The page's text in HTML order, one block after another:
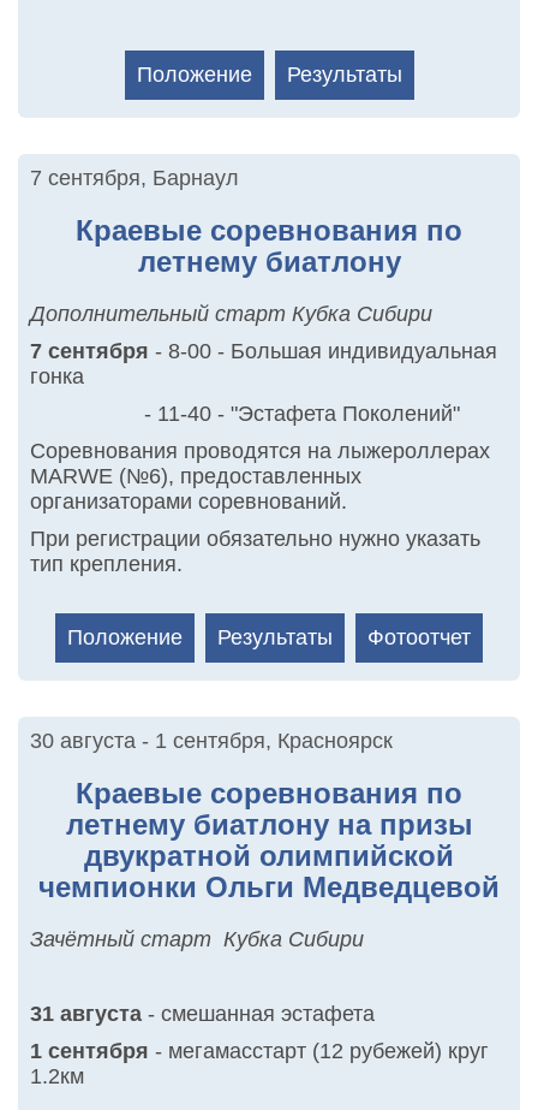
Положение Результаты
7 сентября, Барнаул
Краевые соревнования по
летнему биатлону
Дополнительный старт Кубка Сибири
7 сентября - 8-00 - Большая индивидуальная
гонка
- 11-40 - "Эстафета Поколений"
Соревнования проводятся на лыжероллерах
MARWE (№6), предоставленных
организаторами соревнований.
При регистрации обязательно нужно указать
тип крепления.
Положение Результаты Фотоотчет
30 августа - 1 сентября, Красноярск
Краевые соревнования по
летнему биатлону на призы
двукратной олимпийской
чемпионки Ольги Медведцевой
Зачётный старт Кубка Сибири
31 августа - смешанная эстафета
1 сентября - мегамасстарт (12 рубежей) круг
1.2км